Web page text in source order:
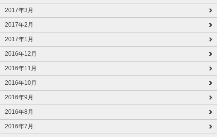
2017年3月
2017年2月
2017年1月
2016年12月
2016年11月
2016年10月
2016年9月
2016年8月
2016年7月